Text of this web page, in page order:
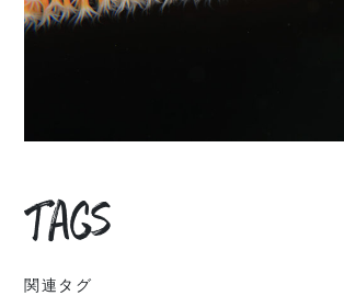
Tags
関連タグ